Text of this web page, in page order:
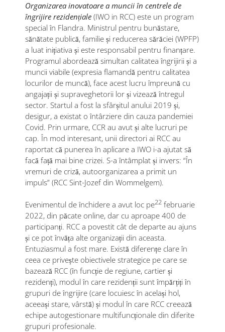
Organizarea inovatoare a muncii în centrele de
îngrijire rezidențiale (IWO in RCC) este un program
special în Flandra. Ministrul pentru bunăstare,
sănătate publică, familie și reducerea sărăciei (WPFP)
a luat inițiativa și este responsabil pentru finanțare.
Programul abordează simultan calitatea îngrijirii și a
muncii viabile (expresia flamandă pentru calitatea
locurilor de muncă), face acest lucru împreună cu
angajații și supraveghetorii lor și vizează întregul
sector. Startul a fost la sfârșitul anului 2019 și,
desigur, a existat o întârziere din cauza pandemiei
Covid. Prin urmare, CCR au avut și alte lucruri pe
cap. În mod interesant, unii directori ai RCC au
raportat că punerea în aplicare a IWO i-a ajutat să
facă față mai bine crizei. S-a întâmplat și invers: “În
vremuri de criză, autoorganizarea a primit un
impuls” (RCC Sint-Jozef din Wommelgem).
Evenimentul de închidere a avut loc pe22 februarie
2022, din păcate online, dar cu aproape 400 de
participanți. RCC a povestit cât de departe au ajuns
și ce pot învăța alte organizații din aceasta.
Entuziasmul a fost mare. Există diferențe clare în
ceea ce privește obiectivele strategice pe care se
bazează RCC (în funcție de regiune, cartier și
rezidenți), modul în care rezidenții sunt împărțiți în
grupuri de îngrijire (care locuiesc în același hol,
aceeași stare, vârstă) și modul în care RCC creează
echipe autogestionare multifuncționale din diferite
grupuri profesionale.